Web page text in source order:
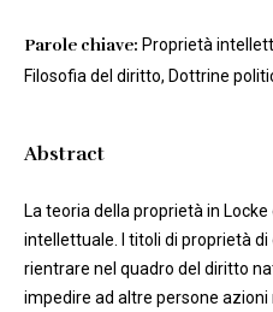
Parole chiave: Proprietà
Filosofia del diritto, Dottrine
Abstract
La teoria della proprietà in
intellettuale. I titoli di proprietà
rientrare nel quadro del diritto
impedire ad altre persone azioni